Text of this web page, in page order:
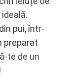
pui, într-
preparat
te de un